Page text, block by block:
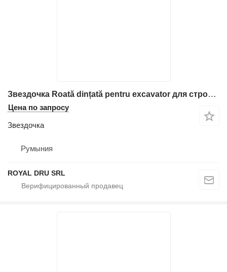
Звездочка Roată dințată pentru excavator для строительной техники Volvo
Цена по запросу
Звездочка
Румыния
ROYAL DRU SRL